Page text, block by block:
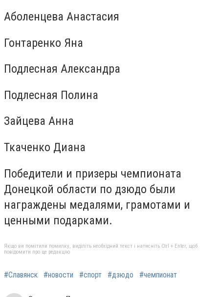
Аболенцева Анастасия
Гонтаренко Яна
Подлесная Александра
Подлесная Полина
Зайцева Анна
Ткаченко Диана
Победители и призеры чемпионата
Донецкой области по дзюдо были
награждены медалями, грамотами и
ценными подарками.
Якщо ви помітили помилку, виділіть необхідний текст і натисніть Ctrl + Enter, щоб
повідомити про це редакцію
#Славянск #новости #спорт #дзюдо #чемпионат